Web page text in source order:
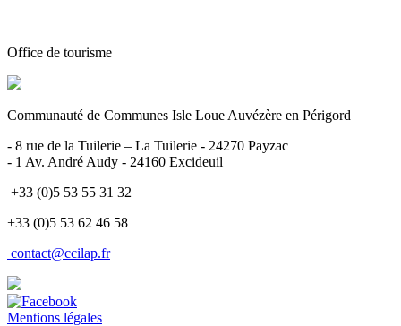
Office de tourisme
Communauté de Communes Isle Loue Auvézère en Périgord
- 8 rue de la Tuilerie – La Tuilerie - 24270 Payzac
- 1 Av. André Audy - 24160 Excideuil
+33 (0)5 53 55 31 32
+33 (0)5 53 62 46 58
contact@ccilap.fr
Mentions légales